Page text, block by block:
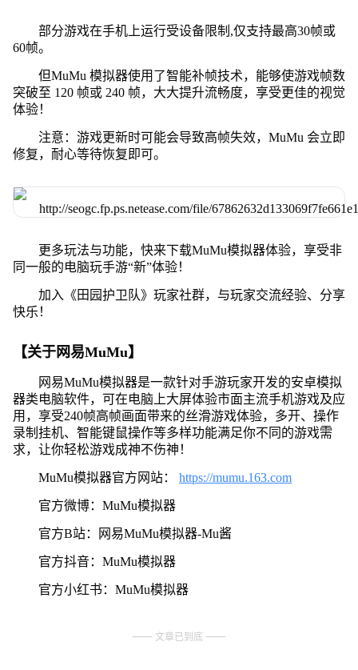
部分游戏在手机上运行受设备限制,仅支持最高30帧或
60帧。
但MuMu 模拟器使用了智能补帧技术，能够使游戏帧数
突破至 120 帧或 240 帧，大大提升流畅度，享受更佳的视觉
体验！
注意：游戏更新时可能会导致高帧失效，MuMu 会立即
修复，耐心等待恢复即可。
更多玩法与功能，快来下载MuMu模拟器体验，享受非
同一般的电脑玩手游“新”体验！
加入《田园护卫队》玩家社群，与玩家交流经验、分享
快乐！
【关于网易MuMu】
网易MuMu模拟器是一款针对手游玩家开发的安卓模拟
器类电脑软件，可在电脑上大屏体验市面主流手机游戏及应
用，享受240帧高帧画面带来的丝滑游戏体验，多开、操作
录制挂机、智能键鼠操作等多样功能满足你不同的游戏需
求，让你轻松游戏成神不伤神！
MuMu模拟器官方网站： https://mumu.163.com
官方微博：MuMu模拟器
官方B站：网易MuMu模拟器-Mu酱
官方抖音：MuMu模拟器
官方小红书：MuMu模拟器
文章已到底